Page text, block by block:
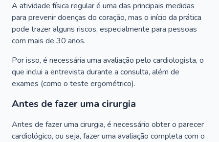
A atividade física regular é uma das principais medidas
para prevenir doenças do coração, mas o início da prática
pode trazer alguns riscos, especialmente para pessoas
com mais de 30 anos.
Por isso, é necessária uma avaliação pelo cardiologista, o
que inclui a entrevista durante a consulta, além de
exames (como o teste ergométrico).
Antes de fazer uma cirurgia
Antes de fazer uma cirurgia, é necessário obter o parecer
cardiológico, ou seja, fazer uma avaliação completa com o